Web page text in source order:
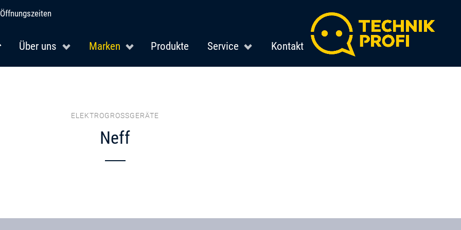
Öffnungszeiten
Über uns Marken Produkte Service Kontakt
ELEKTROGROSSGERÄTE
Neff